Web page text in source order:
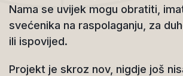
Nama se uvijek mogu obratiti,
svećenika na raspolaganju, za
ili ispovijed.
Projekt je skroz nov, nigdje još